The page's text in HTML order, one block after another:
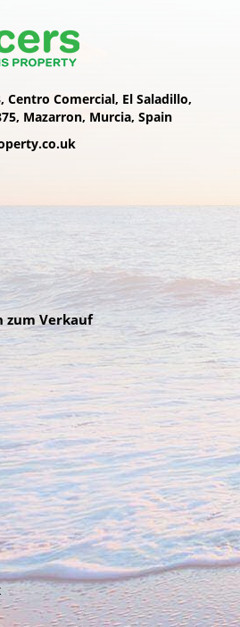
Centro Comercial, El Saladillo,
Mazarron, Murcia, Spain
zum Verkauf